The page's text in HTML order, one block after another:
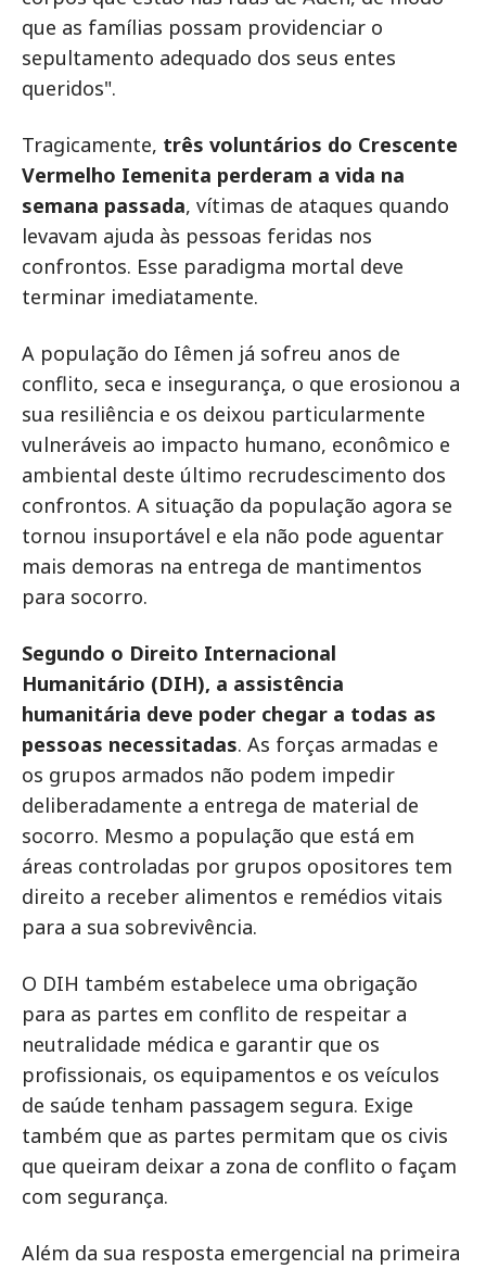
que as famílias possam providenciar o
sepultamento adequado dos seus entes
queridos".
Tragicamente, três voluntários do Crescente
Vermelho Iemenita perderam a vida na
semana passada, vítimas de ataques quando
levavam ajuda às pessoas feridas nos
confrontos. Esse paradigma mortal deve
terminar imediatamente.
A população do Iêmen já sofreu anos de
conflito, seca e insegurança, o que erosionou a
sua resiliência e os deixou particularmente
vulneráveis ao impacto humano, econômico e
ambiental deste último recrudescimento dos
confrontos. A situação da população agora se
tornou insuportável e ela não pode aguentar
mais demoras na entrega de mantimentos
para socorro.
Segundo o Direito Internacional
Humanitário (DIH), a assistência
humanitária deve poder chegar a todas as
pessoas necessitadas. As forças armadas e
os grupos armados não podem impedir
deliberadamente a entrega de material de
socorro. Mesmo a população que está em
áreas controladas por grupos opositores tem
direito a receber alimentos e remédios vitais
para a sua sobrevivência.
O DIH também estabelece uma obrigação
para as partes em conflito de respeitar a
neutralidade médica e garantir que os
profissionais, os equipamentos e os veículos
de saúde tenham passagem segura. Exige
também que as partes permitam que os civis
que queiram deixar a zona de conflito o façam
com segurança.
Além da sua resposta emergencial na primeira